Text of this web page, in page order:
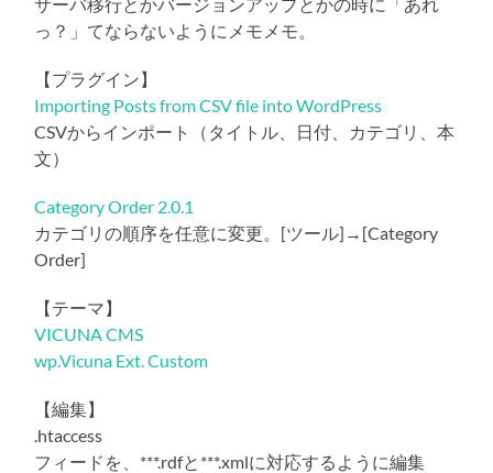
っ？」てならないようにメモメモ。
【プラグイン】
Importing Posts from CSV file into WordPress
CSVからインポート（タイトル、日付、カテゴリ、本
文）
Category Order 2.0.1
カテゴリの順序を任意に変更。[ツール]→[Category
Order]
【テーマ】
VICUNA CMS
wp.Vicuna Ext. Custom
【編集】
.htaccess
フィードを、***.rdfと***.xmlに対応するように編集